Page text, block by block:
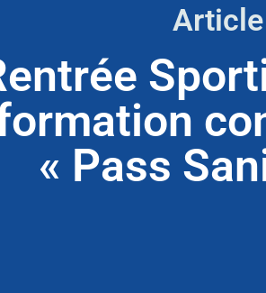
Article
« Pass